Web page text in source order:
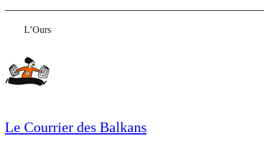
L’Ours
Le Courrier des Balkans